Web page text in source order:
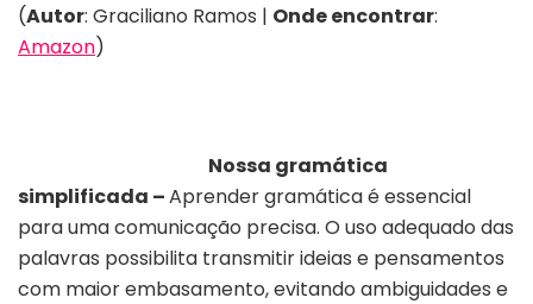
(Autor: Graciliano Ramos | Onde encontrar:
Amazon)
Nossa gramática
simplificada –Aprender gramática é essencial
para uma comunicação precisa. O uso adequado das
palavras possibilita transmitir ideias e pensamentos
com maior embasamento, evitando ambiguidades e